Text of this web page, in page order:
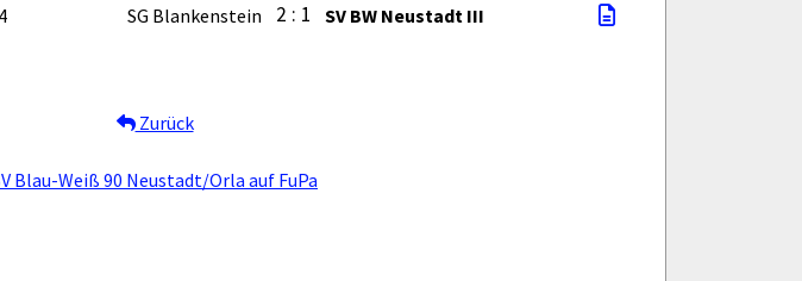
SG Blankenstein 2 : 1 SV BW Neustadt III
Zurück
Blau-Weiß 90 Neustadt/Orla auf FuPa